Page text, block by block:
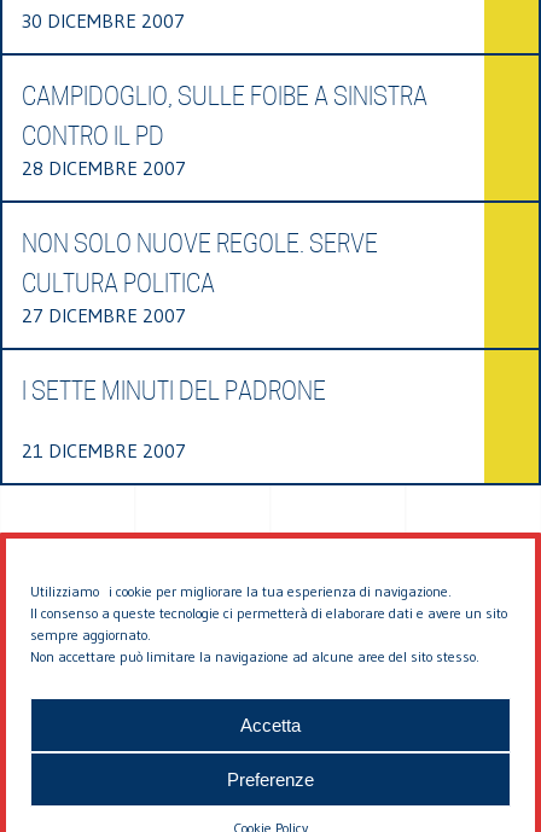
Utilizziamo i cookie per migliorare la tua esperienza di navigazione.
Il consenso a queste tecnologie ci permetterà di elaborare dati e avere un sito
sempre aggiornato.
Non accettare può limitare la navigazione ad alcune aree del sito stesso.
Accetta
Preferenze
Cookie Policy
30 DICEMBRE 2007
CAMPIDOGLIO, SULLE FOIBE A SINISTRA
CONTRO IL PD
28 DICEMBRE 2007
NON SOLO NUOVE REGOLE. SERVE
CULTURA POLITICA
27 DICEMBRE 2007
I SETTE MINUTI DEL PADRONE
21 DICEMBRE 2007
© 2026 EDDYBURG